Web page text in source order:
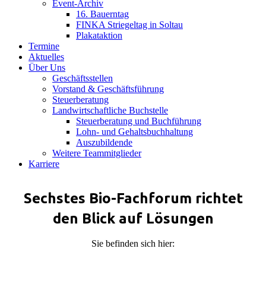
Event-Archiv
16. Bauerntag
FINKA Striegeltag in Soltau
Plakataktion
Termine
Aktuelles
Über Uns
Geschäftsstellen
Vorstand & Geschäftsführung
Steuerberatung
Landwirtschaftliche Buchstelle
Steuerberatung und Buchführung
Lohn- und Gehaltsbuchhaltung
Auszubildende
Weitere Teammitglieder
Karriere
Sechstes Bio-Fachforum richtet
den Blick auf Lösungen
Sie befinden sich hier: